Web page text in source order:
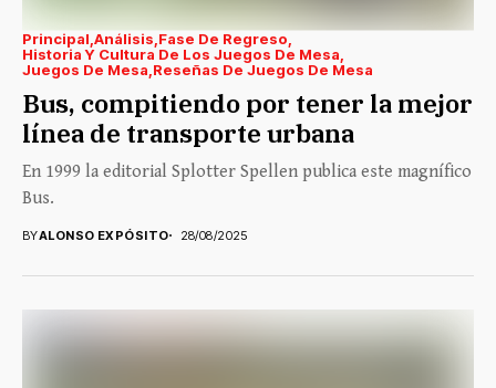
Principal Análisis Fase De Regreso
Historia Y Cultura De Los Juegos De Mesa
Juegos De Mesa Reseñas De Juegos De Mesa
Bus, compitiendo por tener la mejor
línea de transporte urbana
En 1999 la editorial Splotter Spellen publica este magnífico
Bus.
BYALONSO EXPÓSITO 28/08/2025